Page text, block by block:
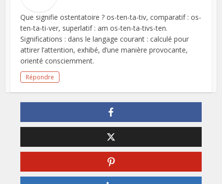
Que signifie ostentatoire ? os-ten-ta-tiv, comparatif : os-
ten-ta-ti-ver, superlatif : am os-ten-ta-tivs-ten.
Significations : dans le langage courant : calculé pour
attirer l’attention, exhibé, d’une manière provocante,
orienté consciemment.
Répondre